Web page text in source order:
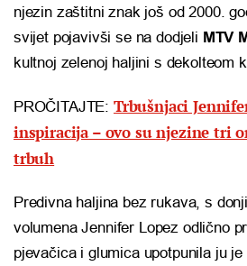
njezin zaštitni znak još od 2000.
svijet pojavivši se na dodjeli MTV
kultnoj zelenoj haljini s dekolteom
PROČITAJTE: Trbušnjaci
inspiracija – ovo su njezine tri
trbuh
Predivna haljina bez rukava, s
volumena Jennifer Lopez odlično
pjevačica i glumica upotpunila ju